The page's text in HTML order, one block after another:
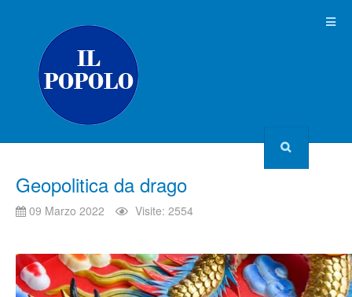
Geopolitica da drago
09 Marzo 2022 Visite: 2554